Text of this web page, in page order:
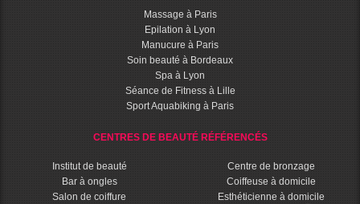
Massage à Paris
Epilation à Lyon
Manucure à Paris
Soin beauté à Bordeaux
Spa à Lyon
Séance de Fitness à Lille
Sport Aquabiking à Paris
CENTRES DE BEAUTÉ RÉFÉRENCÉS
Institut de beauté
Bar à ongles
Salon de coiffure
Centre de bronzage
Coiffeuse à domicile
Esthéticienne à domicile